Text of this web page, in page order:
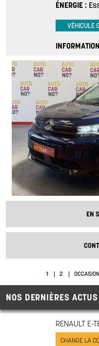
ÉNERGIE
VÉHICULE
EN
1 2
NOS DERNIÈRES ACTUS
RENAULT E-
CHANGE LA